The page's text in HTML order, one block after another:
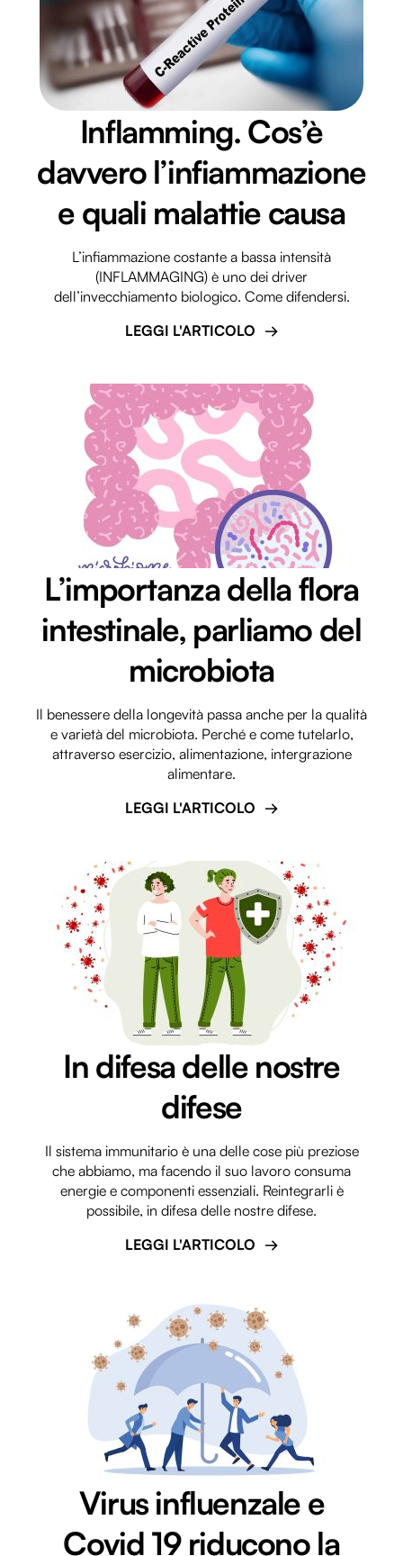
Inflamming. Cos’è
davvero l’infiammazione
e quali malattie causa
L’infiammazione costante a bassa intensità
(INFLAMMAGING) è uno dei driver
dell’invecchiamento biologico. Come difendersi.
LEGGI L'ARTICOLO
L’importanza della flora
intestinale, parliamo del
microbiota
Il benessere della longevità passa anche per la qualità
e varietà del microbiota. Perché e come tutelarlo,
attraverso esercizio, alimentazione, intergrazione
alimentare.
LEGGI L'ARTICOLO
In difesa delle nostre
difese
Il sistema immunitario è una delle cose più preziose
che abbiamo, ma facendo il suo lavoro consuma
energie e componenti essenziali. Reintegrarli è
possibile, in difesa delle nostre difese.
LEGGI L'ARTICOLO
Virus influenzale e
Covid 19 riducono la